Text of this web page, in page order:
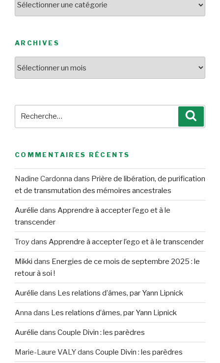
ARCHIVES
COMMENTAIRES RÉCENTS
Nadine Cardonna dans Prière de libération, de purification
et de transmutation des mémoires ancestrales
Aurélie dans Apprendre à accepter l’ego et à le
transcender
Troydans Apprendre à accepter l’ego et à le transcender
Mikki dans Energies de ce mois de septembre 2025 : le
retour à soi !
Aurélie dans Les relations d’âmes, par Yann Lipnick
Anna dans Les relations d’âmes, par Yann Lipnick
Aurélie dans Couple Divin : les parèdres
Marie-Laure VALYdans Couple Divin : les parèdres